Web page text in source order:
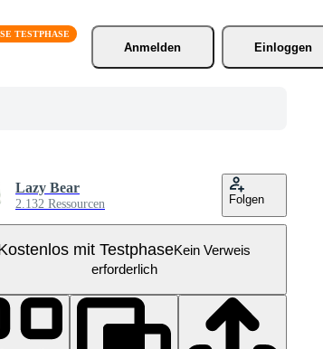
Anmelden
Einloggen
Lazy Bear
2.132 Ressourcen Folgen
mit TestphaseKein Verweis
erforderlich